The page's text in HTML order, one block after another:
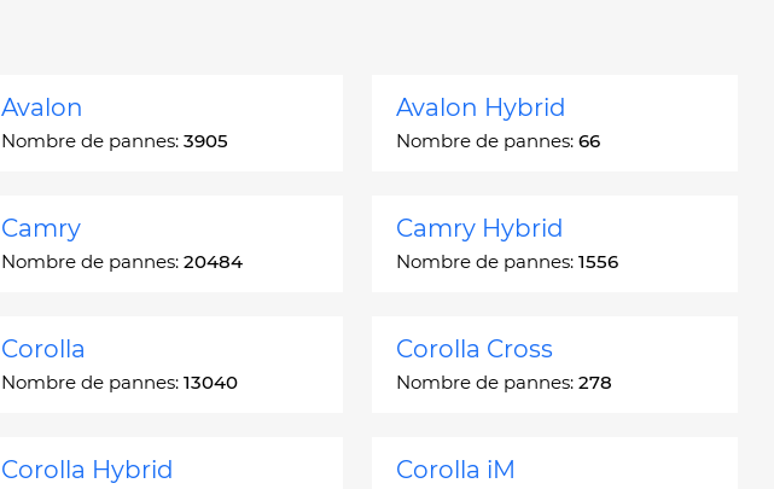
Avalon
Nombre de pannes: 3905
Avalon Hybrid
Nombre de pannes: 66
Camry
Nombre de pannes: 20484
Camry Hybrid
Nombre de pannes: 1556
Corolla
Nombre de pannes: 13040
Corolla Cross
Nombre de pannes: 278
Corolla Hybrid Corolla iM